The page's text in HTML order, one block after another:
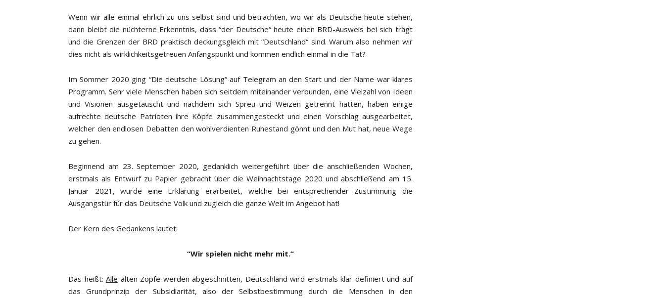
Wenn wir alle einmal ehrlich zu uns selbst sind und betrachten, wo wir als Deutsche heute stehen,
dann bleibt die nüchterne Erkenntnis, dass “der Deutsche“ heute einen BRD-Ausweis bei sich trägt
und die Grenzen der BRD praktisch deckungsgleich mit “Deutschland“ sind. Warum also nehmen wir
dies nicht als wirklichkeitsgetreuen Anfangspunkt und kommen endlich einmal in die Tat?
Im Sommer 2020 ging “Die deutsche Lösung“ auf Telegram an den Start und der Name war klares
Programm. Sehr viele Menschen haben sich seitdem miteinander verbunden, eine Vielzahl von Ideen
und Visionen ausgetauscht und nachdem sich Spreu und Weizen getrennt hatten, haben einige
aufrechte deutsche Patrioten ihre Köpfe zusammengesteckt und einen Vorschlag ausgearbeitet,
welcher den endlosen Debatten den wohlverdienten Ruhestand gönnt und den Mut hat, neue Wege
zu gehen.
Beginnend am 23. September 2020, gedanklich weitergeführt über die anschließenden Wochen,
erstmals als Entwurf zu Papier gebracht über die Weihnachtstage 2020 und abschließend am 15.
Januar 2021, wurde eine Erklärung erarbeitet, welche bei entsprechender Zustimmung die
Ausgangstür für das Deutsche Volk und zugleich die ganze Welt im Angebot hat!
Der Kern des Gedankens lautet:
“Wir spielen nicht mehr mit.“
Das heißt:Alle alten Zöpfe werden abgeschnitten, Deutschland wird erstmals klar definiert und auf
das Grundprinzip der Subsidiarität, also der Selbstbestimmung durch die Menschen in den